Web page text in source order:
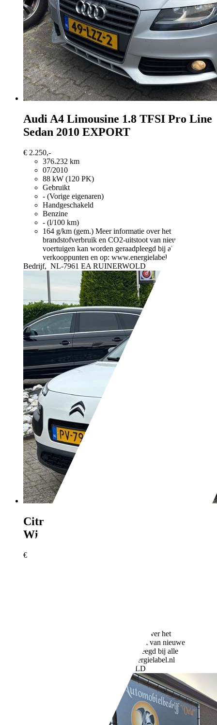
Audi A4 Limousine 1.8 TFSI Pro Line
Sedan 2010 EXPORT
€ 2.250,-
376.232 km
07/2010
88 kW (120 PK)
Gebruikt
- (Vorige eigenaren)
Handgeschakeld
Benzine
- (l/100 km)
164 g/km (gem.) Meer informatie over het
brandstofverbruik en CO2-uitstoot van nieuwe
voertuigen kan worden geraadpleegd bij alle
verkooppunten en op: www.energielabel.nl
Bedrijf, NL-7961 EA RUINERWOLD
Citroen C4 Cactus
Wit Trekhaak NL Auto
€ 4.950,-
Meer informatie over het
brandstofverbruik en CO2-uitstoot van nieuwe
voertuigen kan worden geraadpleegd bij alle
verkooppunten en op: www.energielabel.nl
NL-7961 EA RUINERWOLD